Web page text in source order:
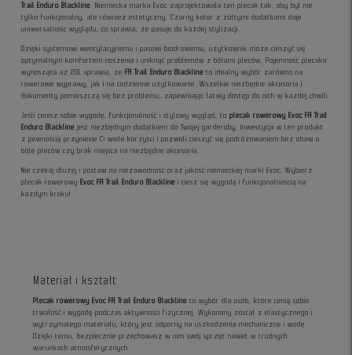
Trail Enduro Blackline
. Niemiecka marka Evoc zaprojektowała ten plecak tak, aby był nie
tylko funkcjonalny, ale również estetyczny. Czarny kolor z żółtymi dodatkami daje
uniwersalnośc wyglądu, co sprawia, że pasuje do każdej stylizacji.
Dzięki systemowi wentylacyjnemu i pasowi biodrowemu, użytkownik może cieszyć się
optymalnym komfortem noszenia i uniknąć problemów z bólami pleców. Pojemność plecaka
wynosząca aż 20L sprawia, że FR Trail Enduro Blackline to idealny wybór zarówno na
rowerowe wyprawy, jak i na codzienne użytkowanie. Wszelkie niezbędne akcesoria i
dokumenty pomieszczą się bez problemu, zapewniając łatwy dostęp do nich w każdej chwili.
Jeśli cenisz sobie wygodę, funkcjonalność i stylowy wygląd, toplecak rowerowy Evoc FR Trail
Enduro Blackline jest niezbędnym dodatkiem do Twojej garderoby. Inwestycja w ten produkt
z pewnością przyniesie Ci wiele korzyści i pozwoli cieszyć się podróżowaniem bez obaw o
bóle pleców czy brak miejsca na niezbędne akcesoria.
Nie czekaj dłużej i postaw na niezawodność oraz jakość niemieckiej marki Evoc. Wybierz
plecak rowerowy Evoc FR Trail Enduro Blackline i ciesz się wygodą i funkcjonalnością na
każdym kroku!
Materiał i kształt
Plecak rowerowy Evoc FR Trail Enduro Blackline to wybór dla osób, które cenią sobie
trwałość i wygodę podczas aktywności fizycznej. Wykonany został z elastycznego i
wytrzymałego materiału, który jest odporny na uszkodzenia mechaniczne i wodę.
Dzięki temu, bezpiecznie przechowasz w nim swój sprzęt nawet w trudnych
warunkach atmosferycznych.